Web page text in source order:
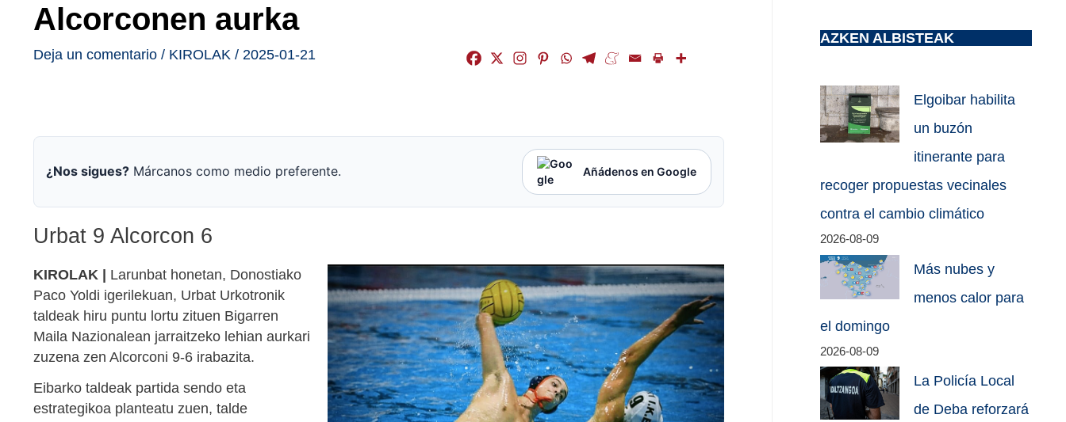
Alcorconen aurka
Deja un comentario / KIROLAK / 2025-01-21
¿Nos sigues? Márcanos como medio preferente. Añádenos en Google
Urbat 9 Alcorcon 6
KIROLAK | Larunbat honetan, Donostiako
Paco Yoldi igerilekuan, Urbat Urkotronik
taldeak hiru puntu lortu zituen Bigarren
Maila Nazionalean jarraitzeko lehian aurkari
zuzena zen Alcorconi 9-6 irabazita.
Eibarko taldeak partida sendo eta
estrategikoa planteatu zuen, talde
AZKEN ALBISTEAK
Elgoibar habilita
un buzón
itinerante para
recoger propuestas vecinales
contra el cambio climático
2026-08-09
Más nubes y
menos calor para
el domingo
2026-08-09
La Policía Local
de Deba reforzará